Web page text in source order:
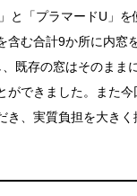
と「プラマードU」を
含む合計9か所に内窓
既存の窓はそのまま
ができました。また今
き、実質負担を大き